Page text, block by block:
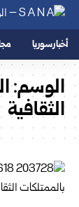
أخبار سوريا
الوسم:
الثقافية